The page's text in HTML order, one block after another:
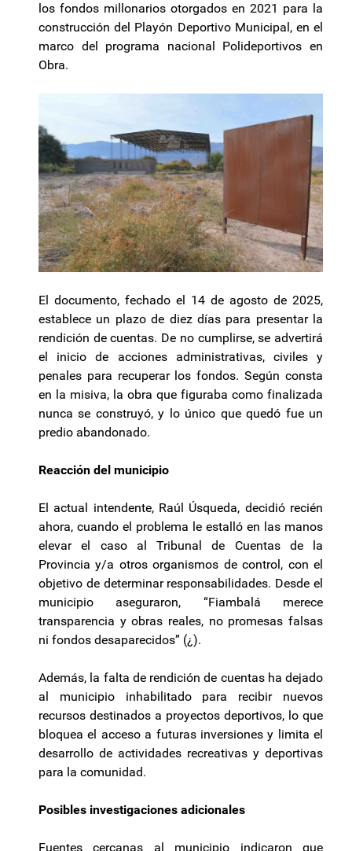
los fondos millonarios otorgados en 2021 para la
construcción del Playón Deportivo Municipal, en el
marco del programa nacional Polideportivos en
Obra.
El documento, fechado el 14 de agosto de 2025,
establece un plazo de diez días para presentar la
rendición de cuentas. De no cumplirse, se advertirá
el inicio de acciones administrativas, civiles y
penales para recuperar los fondos. Según consta
en la misiva, la obra que figuraba como finalizada
nunca se construyó, y lo único que quedó fue un
predio abandonado.
Reacción del municipio
El actual intendente, Raúl Úsqueda, decidió recién
ahora, cuando el problema le estalló en las manos
elevar el caso al Tribunal de Cuentas de la
Provincia y/a otros organismos de control, con el
objetivo de determinar responsabilidades. Desde el
municipio aseguraron, “Fiambalá merece
transparencia y obras reales, no promesas falsas
ni fondos desaparecidos” (¿).
Además, la falta de rendición de cuentas ha dejado
al municipio inhabilitado para recibir nuevos
recursos destinados a proyectos deportivos, lo que
bloquea el acceso a futuras inversiones y limita el
desarrollo de actividades recreativas y deportivas
para la comunidad.
Posibles investigaciones adicionales
Fuentes cercanas al municipio indicaron que